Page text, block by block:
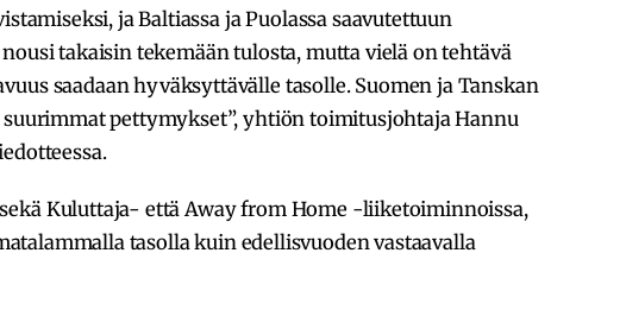
ja Baltiassa ja Puolassa saavutettuun
takaisin tekemään tulosta, mutta vielä on tehtävä
saadaan hyväksyttävälle tasolle. Suomen ja Tanskan
pettymykset”, yhtiön toimitusjohtaja Hannu
Kuluttaja- että Away from Home -liiketoiminnoissa,
tasolla kuin edellisvuoden vastaavalla